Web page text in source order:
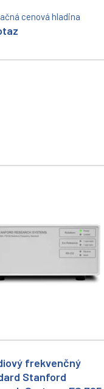
cenová hladina
frekvenčný
Stanford